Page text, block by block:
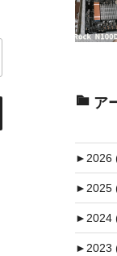
ア
►2026
►2025
►2024
►2023